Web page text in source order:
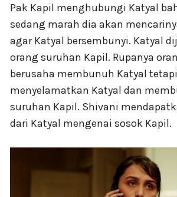
Pak Kapil menghubungi Katyal
sedang marah dia akan
agar Katyal bersembunyi. Katyal
orang suruhan Kapil. Rupanya
berusaha membunuh Katyal
menyelamatkan Katyal dan
suruhan Kapil. Shivani
dari Katyal mengenai sosok Kapil.